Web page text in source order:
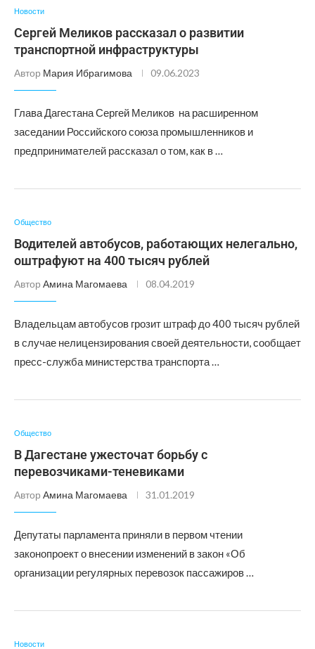
Новости
Сергей Меликов рассказал о развитии
транспортной инфраструктуры
Автор Мария Ибрагимова 09.06.2023
Глава Дагестана Сергей Меликов на расширенном
заседании Российского союза промышленников и
предпринимателей рассказал о том, как в …
Общество
Водителей автобусов, работающих нелегально,
оштрафуют на 400 тысяч рублей
Автор Амина Магомаева 08.04.2019
Владельцам автобусов грозит штраф до 400 тысяч рублей
в случае нелицензирования своей деятельности, сообщает
пресс-служба министерства транспорта …
Общество
В Дагестане ужесточат борьбу с
перевозчиками-теневиками
Автор Амина Магомаева 31.01.2019
Депутаты парламента приняли в первом чтении
законопроект о внесении изменений в закон «Об
организации регулярных перевозок пассажиров …
Новости